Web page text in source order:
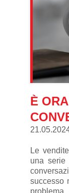
È
Le
una serie
successo